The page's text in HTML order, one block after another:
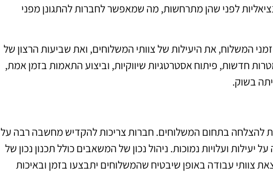
לפני שהן מתרחשות, מה שמאפשר לחברות להתגונן מפני
המשלוח, את היעילות של צוותי המשלוחים, ואת שביעות הרצון של
חדשות, פיתוח אסטרטגיות שיווקיות, וביצוע התאמות בזמן אמת,
בשוק.
להצלחה בתחום המשלוחים. חברות צריכות להקדיש מחשבה רבה על
ועלויות נמוכות. ניהול נכון של המשאבים כולל תכנון נכון של
צוותי עבודה באופן שיבטיח שהמשלוחים יתבצעו בזמן ובאיכות